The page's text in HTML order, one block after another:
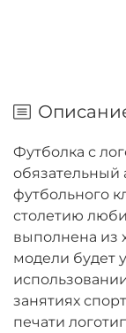
Футболка с
обязательный
футбольного
столетию
выполнена из
модели будет
занятиях
печати